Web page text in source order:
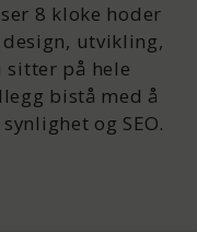
8 kloke hoder
utvikling,
sitter på hele
bistå med å
og SEO.